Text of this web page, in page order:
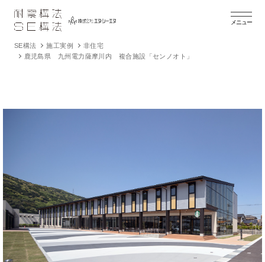
メニュー
SE構法 施工実例
非住宅
鹿児島県 九州電力薩摩川内 複合施設「センノオト」